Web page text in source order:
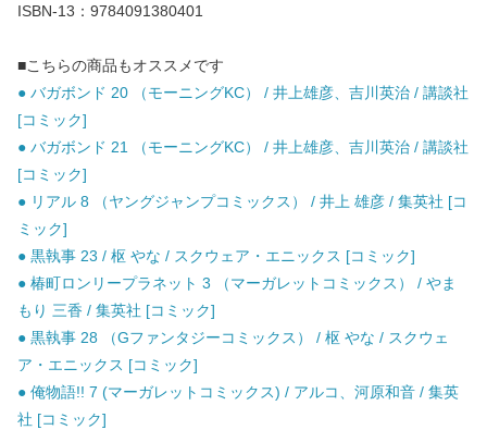
ISBN-13：9784091380401
■こちらの商品もオススメです
● バガボンド 20 （モーニングKC） / 井上雄彦、吉川英治 / 講談社
[コミック]
● バガボンド 21 （モーニングKC） / 井上雄彦、吉川英治 / 講談社
[コミック]
● リアル 8 （ヤングジャンプコミックス） / 井上 雄彦 / 集英社 [コ
ミック]
● 黒執事 23 / 枢 やな / スクウェア・エニックス [コミック]
● 椿町ロンリープラネット 3 （マーガレットコミックス） / やま
もり 三香 / 集英社 [コミック]
● 黒執事 28 （Gファンタジーコミックス） / 枢 やな / スクウェ
ア・エニックス [コミック]
● 俺物語!! 7 (マーガレットコミックス) / アルコ、河原和音 / 集英
社 [コミック]